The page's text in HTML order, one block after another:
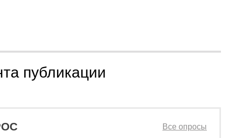
публикации
Все опросы